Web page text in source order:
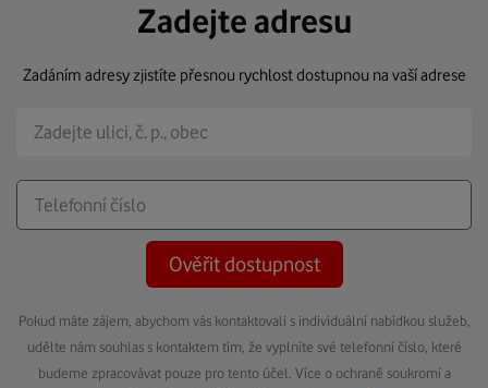
Zadejte adresu
Zadáním adresy zjistíte přesnou rychlost dostupnou na vaší adrese
Ověřit dostupnost
Pokud máte zájem, abychom vás kontaktovali s individuální nabídkou služeb,
udělte nám souhlas s kontaktem tím, že vyplníte své telefonní číslo, které
budeme zpracovávat pouze pro tento účel. Více o ochraně soukromí a